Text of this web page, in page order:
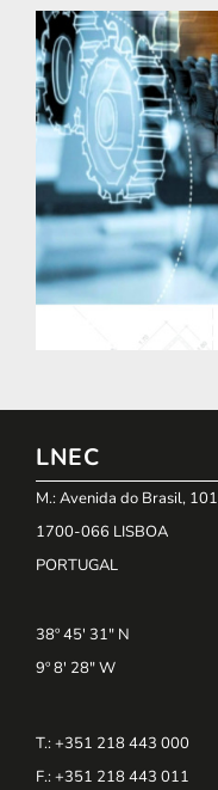
LNEC
M.: Avenida do Brasil, 101
1700-066 LISBOA
PORTUGAL
38º 45' 31" N
9º 8' 28" W
T.: +351 218 443 000
F.: +351 218 443 011